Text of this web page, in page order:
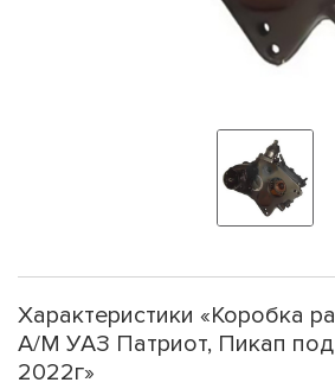
Характеристики «Коробка
А/М УАЗ Патриот, Пикап
2022г»